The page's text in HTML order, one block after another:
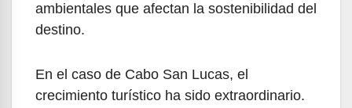
ambientales que afectan la sostenibilidad del
destino.
En el caso de Cabo San Lucas, el
crecimiento turístico ha sido extraordinario.